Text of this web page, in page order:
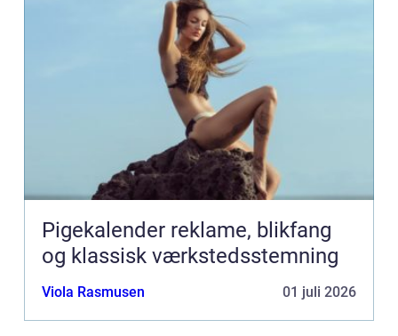
Pigekalender reklame, blikfang
og klassisk værkstedsstemning
Viola Rasmusen 01 juli 2026